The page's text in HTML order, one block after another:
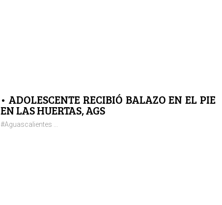
• ADOLESCENTE RECIBIÓ BALAZO EN EL PIE
EN LAS HUERTAS, AGS
#Aguascalientes ...